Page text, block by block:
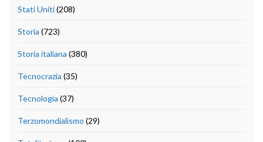
Stati Uniti(208)
Storia (723)
Storia italiana (380)
Tecnocrazia (35)
Tecnologia (37)
Terzomondialismo (29)